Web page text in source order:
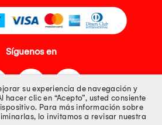
Síguenos en
su experiencia de navegación y
hacer clic en “Acepto”, usted consiente
Para más información sobre
lo invitamos a revisar nuestra